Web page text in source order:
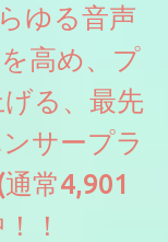
ゆる音声
高め、プ
る、最先
サープラ
常4,901
！